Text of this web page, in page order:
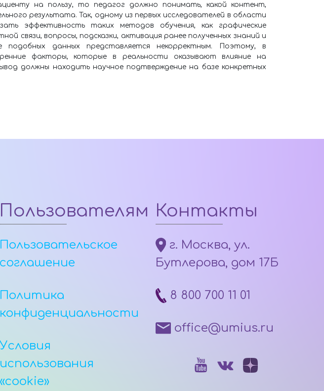
на пользу, то педагог должно понимать, какой контент,
результата. Так, одному из первых исследователей в области
эффективность таких методов обучения, как графические
связи, вопросы, подсказки, активация ранее полученных знаний и
данных представляется некорректным. Поэтому, в
факторы, которые в реальности оказывают влияние на
должны находить научное подтверждение на базе конкретных
Пользователям
Пользовательское
соглашение
Политика
конфиденциальности
Условия
использования
«cookie»
Контакты
г. Москва, ул.
Бутлерова, дом 17Б
8 800 700 11 01
office@umius.ru